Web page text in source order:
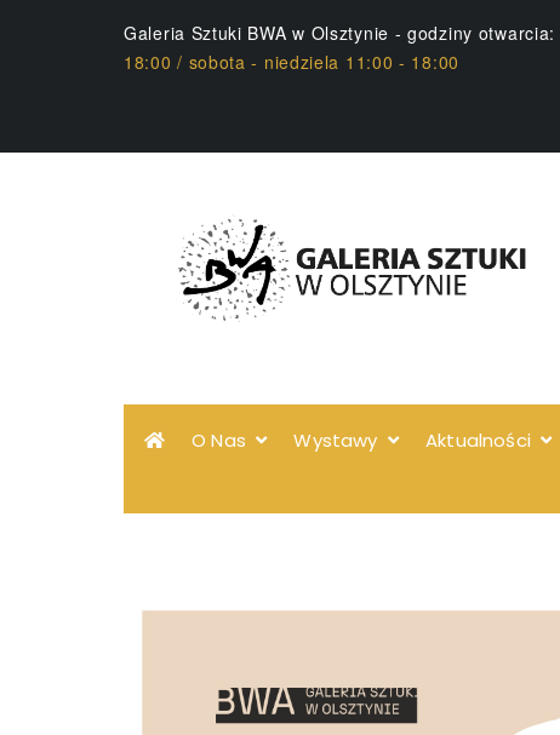
Galeria Sztuki BWA w Olsztynie - godziny otwarcia:
18:00 / sobota - niedziela 11:00 - 18:00
O Nas Wystawy Aktualności